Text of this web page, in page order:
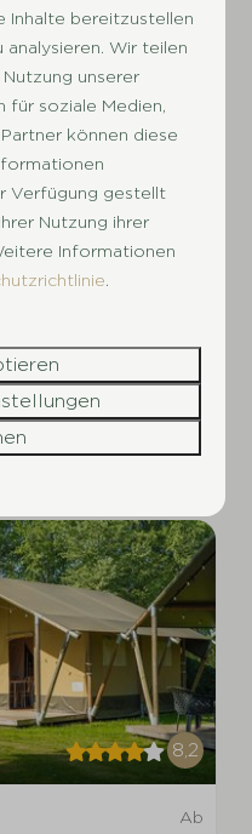
8,8
344 €
Ansehen
8,2
Ab
Inhalte bereitzustellen
Wir teilen
unserer
für soziale Medien,
können diese
Verfügung gestellt
Nutzung ihrer
Informationen